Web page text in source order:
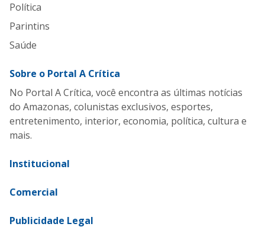
Política
Parintins
Saúde
Sobre o Portal A Crítica
No Portal A Crítica, você encontra as últimas notícias
do Amazonas, colunistas exclusivos, esportes,
entretenimento, interior, economia, política, cultura e
mais.
Institucional
Comercial
Publicidade Legal